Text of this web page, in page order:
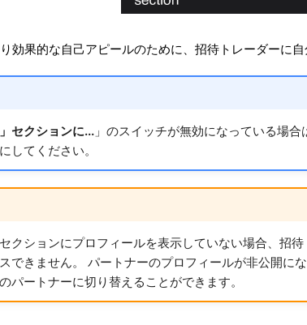
効果的な自己アピールのために、招待トレーダーに
セクションに...」のスイッチが無効になっている場合
してください。
クションにプロフィールを表示していない場合、招
できません。 パートナーのプロフィールが非公開に
パートナーに切り替えることができます。